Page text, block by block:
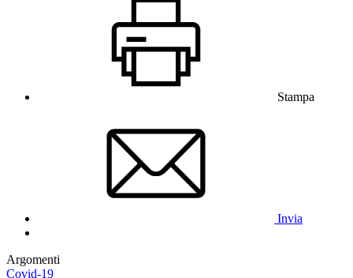
Stampa
Invia
Argomenti
Covid-19